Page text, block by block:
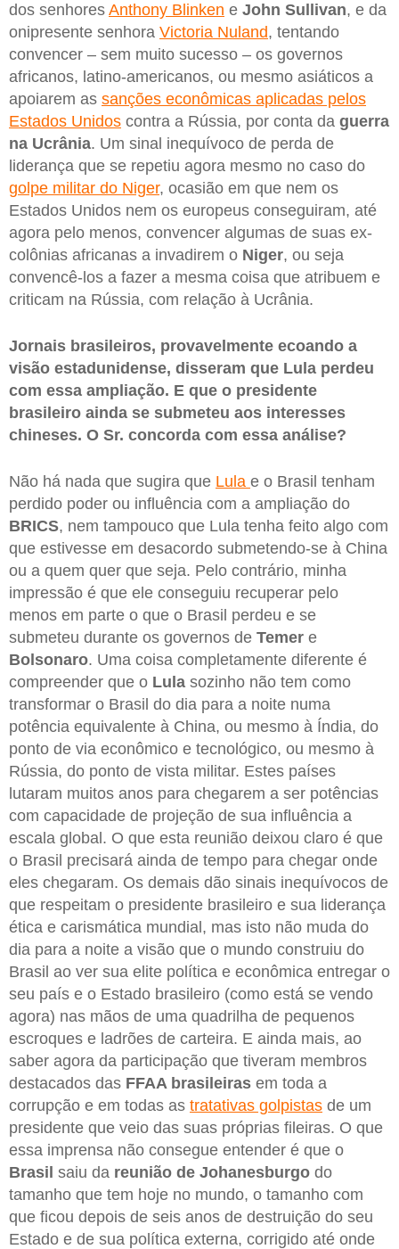
dos senhores Anthony Blinken e John Sullivan, e da
onipresente senhora Victoria Nuland, tentando
convencer – sem muito sucesso – os governos
africanos, latino-americanos, ou mesmo asiáticos a
apoiarem as sanções econômicas aplicadas pelos
Estados Unidos contra a Rússia, por conta da guerra
na Ucrânia. Um sinal inequívoco de perda de
liderança que se repetiu agora mesmo no caso do
golpe militar do Niger, ocasião em que nem os
Estados Unidos nem os europeus conseguiram, até
agora pelo menos, convencer algumas de suas ex-
colônias africanas a invadirem o Niger, ou seja
convencê-los a fazer a mesma coisa que atribuem e
criticam na Rússia, com relação à Ucrânia.
Jornais brasileiros, provavelmente ecoando a
visão estadunidense, disseram que Lula perdeu
com essa ampliação. E que o presidente
brasileiro ainda se submeteu aos interesses
chineses. O Sr. concorda com essa análise?
Não há nada que sugira que Lula e o Brasil tenham
perdido poder ou influência com a ampliação do
BRICS, nem tampouco que Lula tenha feito algo com
que estivesse em desacordo submetendo-se à China
ou a quem quer que seja. Pelo contrário, minha
impressão é que ele conseguiu recuperar pelo
menos em parte o que o Brasil perdeu e se
submeteu durante os governos de Temer e
Bolsonaro. Uma coisa completamente diferente é
compreender que o Lula sozinho não tem como
transformar o Brasil do dia para a noite numa
potência equivalente à China, ou mesmo à Índia, do
ponto de via econômico e tecnológico, ou mesmo à
Rússia, do ponto de vista militar. Estes países
lutaram muitos anos para chegarem a ser potências
com capacidade de projeção de sua influência a
escala global. O que esta reunião deixou claro é que
o Brasil precisará ainda de tempo para chegar onde
eles chegaram. Os demais dão sinais inequívocos de
que respeitam o presidente brasileiro e sua liderança
ética e carismática mundial, mas isto não muda do
dia para a noite a visão que o mundo construiu do
Brasil ao ver sua elite política e econômica entregar o
seu país e o Estado brasileiro (como está se vendo
agora) nas mãos de uma quadrilha de pequenos
escroques e ladrões de carteira. E ainda mais, ao
saber agora da participação que tiveram membros
destacados das FFAA brasileiras em toda a
corrupção e em todas as tratativas golpistas de um
presidente que veio das suas próprias fileiras. O que
essa imprensa não consegue entender é que o
Brasil saiu da reunião de Johanesburgo do
tamanho que tem hoje no mundo, o tamanho com
que ficou depois de seis anos de destruição do seu
Estado e de sua política externa, corrigido até onde